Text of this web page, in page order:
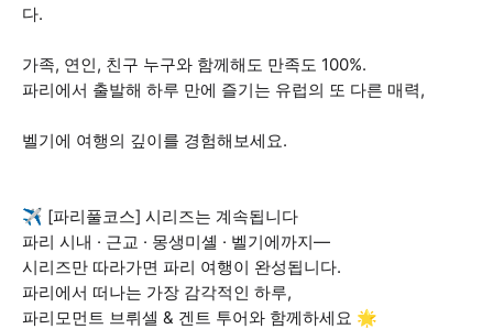
다.
가족, 연인, 친구 누구와 함께해도 만족도 100%.
파리에서 출발해 하루 만에 즐기는 유럽의 또 다른 매력,
벨기에 여행의 깊이를 경험해보세요.
✈️ [파리풀코스] 시리즈는 계속됩니다
파리 시내 · 근교 · 몽생미셸 · 벨기에까지—
시리즈만 따라가면 파리 여행이 완성됩니다.
파리에서 떠나는 가장 감각적인 하루,
파리모먼트 브뤼셀 & 겐트 투어와 함께하세요 🌟